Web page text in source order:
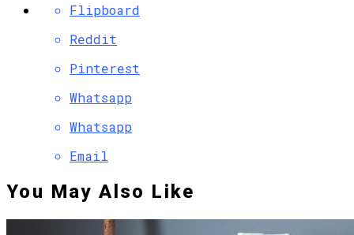
Flipboard
Reddit
Pinterest
Whatsapp
Whatsapp
Email
You May Also Like